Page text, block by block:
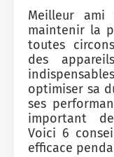
Meilleur ami
maintenir la
toutes
des
optimiser sa
ses
important
Voici 6
efficace